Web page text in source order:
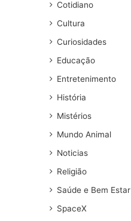
Cotidiano
Cultura
Curiosidades
Educação
Entretenimento
História
Mistérios
Mundo Animal
Noticias
Religião
Saúde e Bem Estar
SpaceX